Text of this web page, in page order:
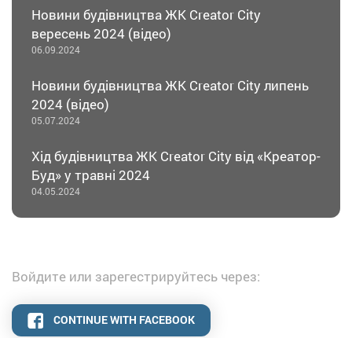
Новини будівництва ЖК Creator City
вересень 2024 (відео)
06.09.2024
Новини будівництва ЖК Creator City липень
2024 (відео)
05.07.2024
Хід будівництва ЖК Creator City від «Креатор-
Буд» у травні 2024
04.05.2024
Войдите или зарегестрируйтесь через:
CONTINUE WITH FACEBOOK